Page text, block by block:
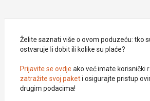
Želite saznati više o ovom poduzeću: tko
ostvaruje li dobit ili kolike su plaće?
Prijavite se ovdje ako već imate korisnički
zatražite svoj paketi osigurajte pristup
drugim podacima!